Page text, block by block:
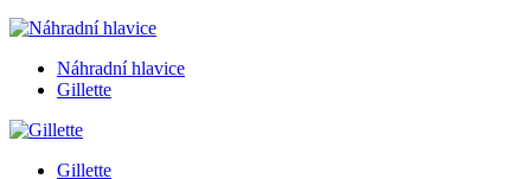
Náhradní hlavice
Gillette
Gillette